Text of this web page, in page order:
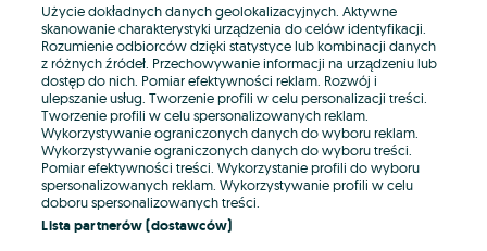
E-mail
Hasło
Użycie dokładnych danych geolokalizacyjnych. Aktywne
skanowanie charakterystyki urządzenia do celów identyfikacji.
Rozumienie odbiorców dzięki statystyce lub kombinacji danych
z różnych źródeł. Przechowywanie informacji na urządzeniu lub
dostęp do nich. Pomiar efektywności reklam. Rozwój i
ulepszanie usług. Tworzenie profili w celu personalizacji treści.
Tworzenie profili w celu spersonalizowanych reklam.
Wykorzystywanie ograniczonych danych do wyboru reklam.
Wykorzystywanie ograniczonych danych do wyboru treści.
Pomiar efektywności treści. Wykorzystanie profili do wyboru
spersonalizowanych reklam. Wykorzystywanie profili w celu
doboru spersonalizowanych treści.
Lista partnerów (dostawców)